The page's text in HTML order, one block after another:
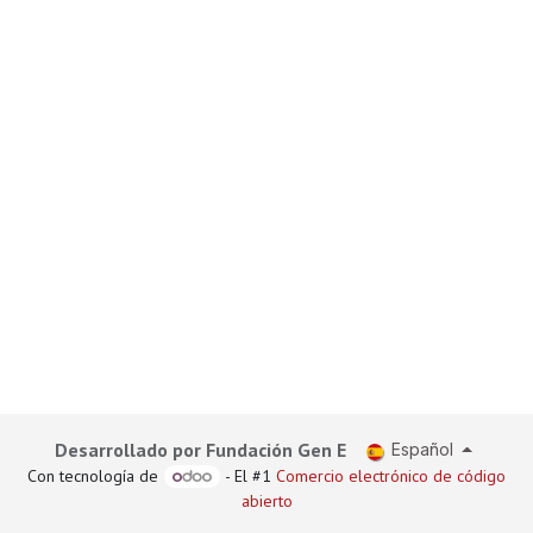
Desarrollado por Fundación Gen E Español
Con tecnología de - El #1 Comercio electrónico de código
abierto